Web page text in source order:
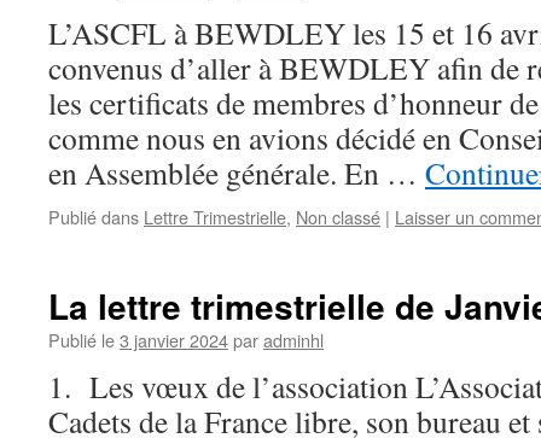
L’ASCFL à BEWDLEY les 15 et 16
convenus d’aller à BEWDLEY afin de
les certificats de membres d’honneur
comme nous en avions décidé en
en Assemblée générale. En …
Publié dans Lettre Trimestrielle, Non classé | Laisser un
La lettre trimestrielle de
Publié le3 janvier 2024paradminhl
1. Les vœux de l’association
Cadets de la France libre, son bureau